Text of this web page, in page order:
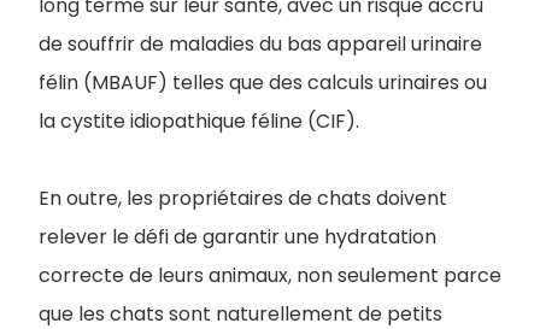
de souffrir de maladies du bas appareil urinaire
félin (MBAUF) telles que des calculs urinaires ou
la cystite idiopathique féline (CIF).
En outre, les propriétaires de chats doivent
relever le défi de garantir une hydratation
correcte de leurs animaux, non seulement parce
que les chats sont naturellement de petits